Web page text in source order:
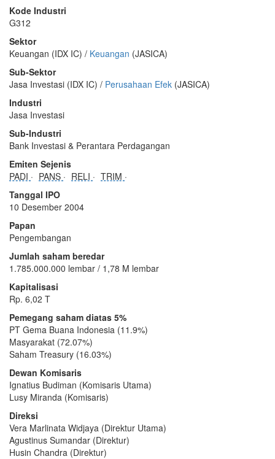
Kode Industri
G312
Sektor
Keuangan (IDX IC) / Keuangan (JASICA)
Sub-Sektor
Jasa Investasi (IDX IC) / Perusahaan Efek (JASICA)
Industri
Jasa Investasi
Sub-Industri
Bank Investasi & Perantara Perdagangan
Emiten Sejenis
PADI
PANS RELI
TRIM
Tanggal IPO
10 Desember 2004
Papan
Pengembangan
Jumlah saham beredar
1.785.000.000 lembar / 1,78 M lembar
Kapitalisasi
Rp. 6,02 T
Pemegang saham diatas 5%
PT Gema Buana Indonesia (11.9%)
Masyarakat (72.07%)
Saham Treasury (16.03%)
Dewan Komisaris
Ignatius Budiman (Komisaris Utama)
Lusy Miranda (Komisaris)
Direksi
Vera Marlinata Widjaya (Direktur Utama)
Agustinus Sumandar (Direktur)
Husin Chandra (Direktur)